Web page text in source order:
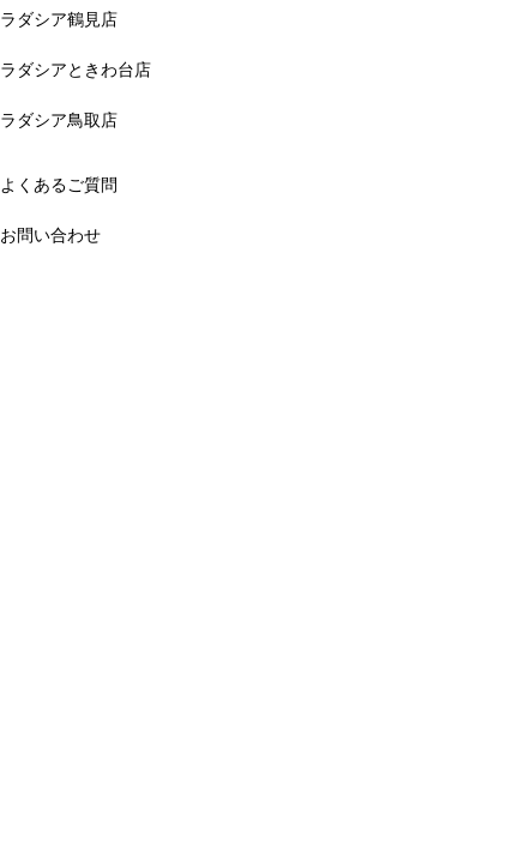
ラダシア鶴見店
ラダシアときわ台店
ラダシア鳥取店
よくあるご質問
お問い合わせ